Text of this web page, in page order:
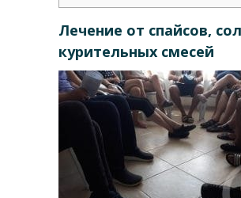
Лечение от спайсов,
курительных смесей